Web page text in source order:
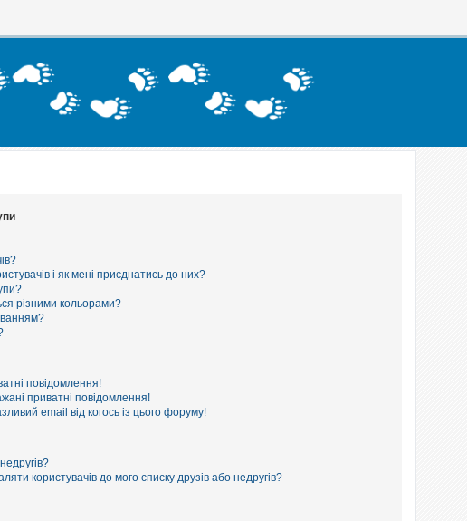
і як мені приєднатись до них?
різними кольорами?
повідомлення!
приватні повідомлення!
email від когось із цього форуму!
користувачів до мого списку друзів або недругів?